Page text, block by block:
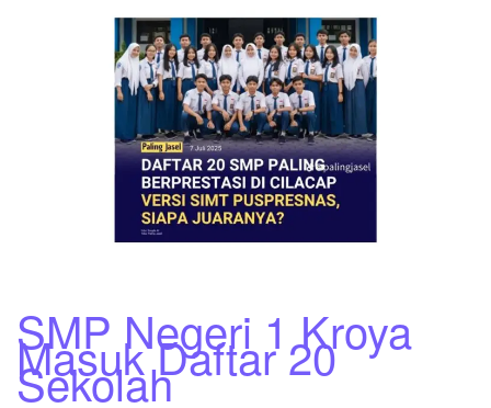
SMP Negeri 1 Kroya
Masuk Daftar 20
Sekolah